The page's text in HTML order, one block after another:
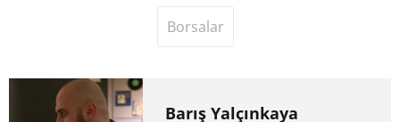
Borsalar
Barış Yalçınkaya